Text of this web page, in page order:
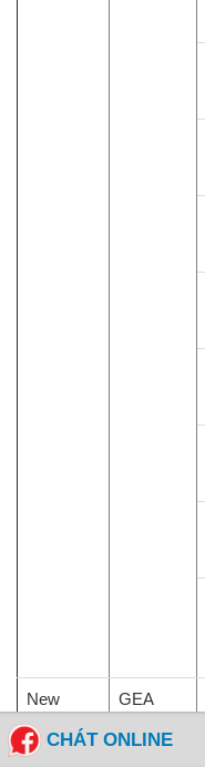
New
Zealand
GEA
CHÁT ONLINE